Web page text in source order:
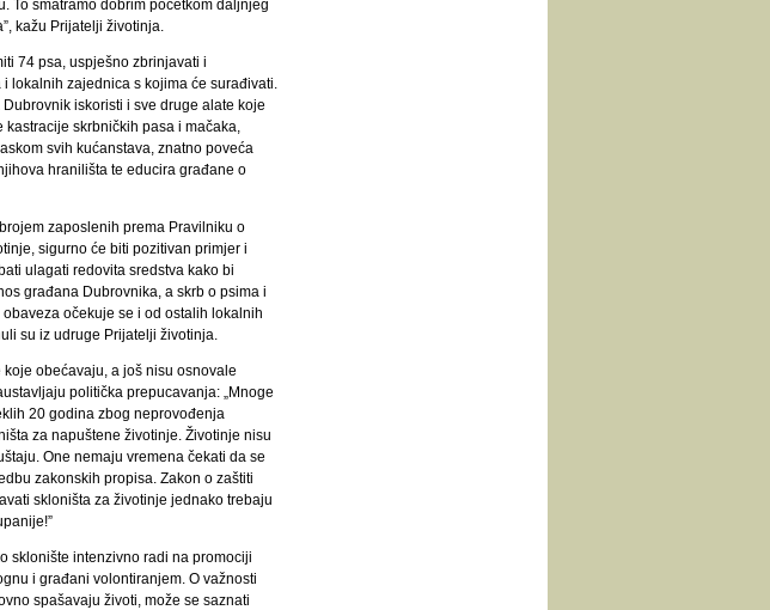
To smatramo dobrim početkom daljnjeg
kažu Prijatelji životinja.
74 psa, uspješno zbrinjavati i
lokalnih zajednica s kojima će surađivati.
iskoristi i sve druge alate koje
skrbničkih pasa i mačaka,
svih kućanstava, znatno poveća
hranilišta te educira građane o
zaposlenih prema Pravilniku o
sigurno će biti pozitivan primjer i
ulagati redovita sredstva kako bi
građana Dubrovnika, a skrb o psima i
očekuje se i od ostalih lokalnih
su iz udruge Prijatelji životinja.
obećavaju, a još nisu osnovale
politička prepucavanja: „Mnoge
20 godina zbog neprovođenja
za napuštene životinje. Životinje nisu
One nemaju vremena čekati da se
zakonskih propisa. Zakon o zaštiti
skloništa za životinje jednako trebaju
sklonište intenzivno radi na promociji
i građani volontiranjem. O važnosti
spašavaju životi, može se saznati